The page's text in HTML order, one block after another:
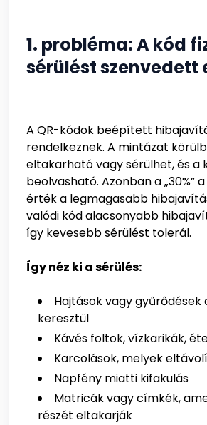
1. probléma: A kód
sérülést szenvedett
A QR-kódok beépített
rendelkeznek. A mintázat
eltakarható vagy sérülhet, és a
beolvasható. Azonban a „30%”
érték a legmagasabb
valódi kód alacsonyabb
így kevesebb sérülést tolerál.
Így néz ki a sérülés:
Hajtások vagy gyűrődések
keresztül
Kávés foltok, vízkarikák,
Karcolások, melyek
Napfény miatti kifakulás
Matricák vagy címkék,
részét eltakarják